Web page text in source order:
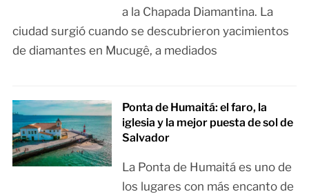
a la Chapada Diamantina. La
ciudad surgió cuando se descubrieron yacimientos
de diamantes en Mucugê, a mediados
Ponta de Humaitá: el faro, la
iglesia y la mejor puesta de sol de
Salvador
La Ponta de Humaitá es uno de
los lugares con más encanto de